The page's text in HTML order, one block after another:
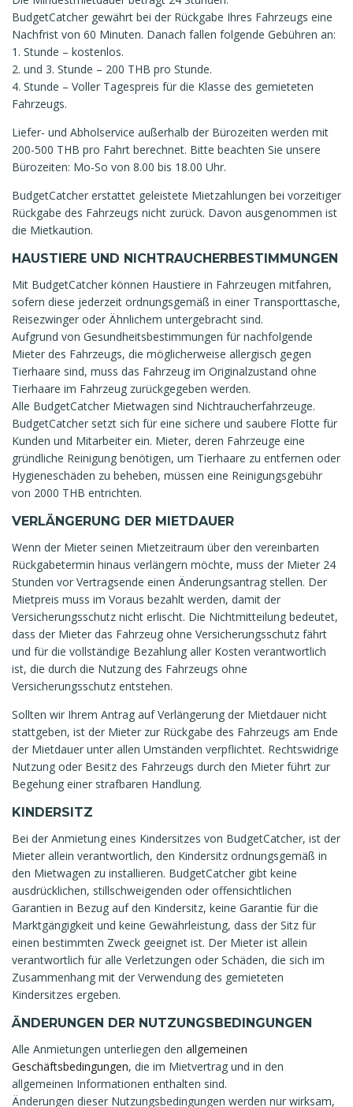
BudgetCatcher gewährt bei der Rückgabe Ihres Fahrzeugs eine
Nachfrist von 60 Minuten. Danach fallen folgende Gebühren an:
1. Stunde – kostenlos.
2. und 3. Stunde – 200 THB pro Stunde.
4. Stunde – Voller Tagespreis für die Klasse des gemieteten
Fahrzeugs.
Liefer- und Abholservice außerhalb der Bürozeiten werden mit
200-500 THB pro Fahrt berechnet. Bitte beachten Sie unsere
Bürozeiten: Mo-So von 8.00 bis 18.00 Uhr.
BudgetCatcher erstattet geleistete Mietzahlungen bei vorzeitiger
Rückgabe des Fahrzeugs nicht zurück. Davon ausgenommen ist
die Mietkaution.
HAUSTIERE UND NICHTRAUCHERBESTIMMUNGEN
Mit BudgetCatcher können Haustiere in Fahrzeugen mitfahren,
sofern diese jederzeit ordnungsgemäß in einer Transporttasche,
Reisezwinger oder Ähnlichem untergebracht sind.
Aufgrund von Gesundheitsbestimmungen für nachfolgende
Mieter des Fahrzeugs, die möglicherweise allergisch gegen
Tierhaare sind, muss das Fahrzeug im Originalzustand ohne
Tierhaare im Fahrzeug zurückgegeben werden.
Alle BudgetCatcher Mietwagen sind Nichtraucherfahrzeuge.
BudgetCatcher setzt sich für eine sichere und saubere Flotte für
Kunden und Mitarbeiter ein. Mieter, deren Fahrzeuge eine
gründliche Reinigung benötigen, um Tierhaare zu entfernen oder
Hygieneschäden zu beheben, müssen eine Reinigungsgebühr
von 2000 THB entrichten.
VERLÄNGERUNG DER MIETDAUER
Wenn der Mieter seinen Mietzeitraum über den vereinbarten
Rückgabetermin hinaus verlängern möchte, muss der Mieter 24
Stunden vor Vertragsende einen Änderungsantrag stellen. Der
Mietpreis muss im Voraus bezahlt werden, damit der
Versicherungsschutz nicht erlischt. Die Nichtmitteilung bedeutet,
dass der Mieter das Fahrzeug ohne Versicherungsschutz fährt
und für die vollständige Bezahlung aller Kosten verantwortlich
ist, die durch die Nutzung des Fahrzeugs ohne
Versicherungsschutz entstehen.
Sollten wir Ihrem Antrag auf Verlängerung der Mietdauer nicht
stattgeben, ist der Mieter zur Rückgabe des Fahrzeugs am Ende
der Mietdauer unter allen Umständen verpflichtet. Rechtswidrige
Nutzung oder Besitz des Fahrzeugs durch den Mieter führt zur
Begehung einer strafbaren Handlung.
KINDERSITZ
Bei der Anmietung eines Kindersitzes von BudgetCatcher, ist der
Mieter allein verantwortlich, den Kindersitz ordnungsgemäß in
den Mietwagen zu installieren. BudgetCatcher gibt keine
ausdrücklichen, stillschweigenden oder offensichtlichen
Garantien in Bezug auf den Kindersitz, keine Garantie für die
Marktgängigkeit und keine Gewährleistung, dass der Sitz für
einen bestimmten Zweck geeignet ist. Der Mieter ist allein
verantwortlich für alle Verletzungen oder Schäden, die sich im
Zusammenhang mit der Verwendung des gemieteten
Kindersitzes ergeben.
ÄNDERUNGEN DER NUTZUNGSBEDINGUNGEN
Alle Anmietungen unterliegen den allgemeinen
Geschäftsbedingungen, die im Mietvertrag und in den
allgemeinen Informationen enthalten sind.
Änderungen dieser Nutzungsbedingungen werden nur wirksam,